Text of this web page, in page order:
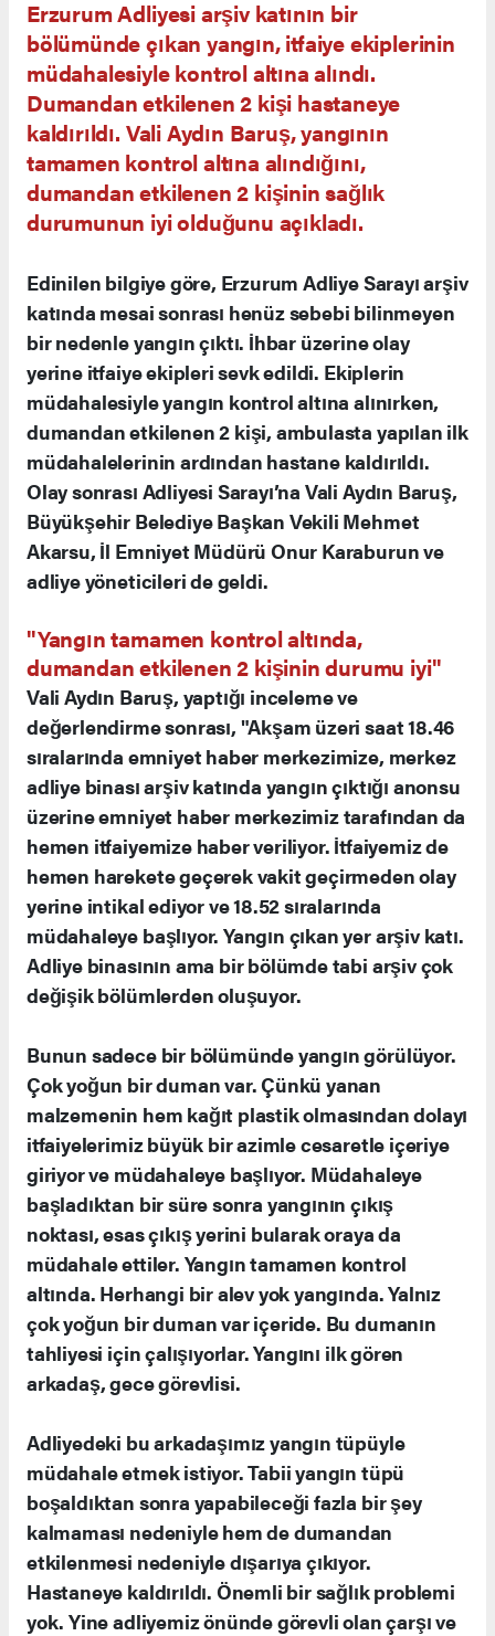
Erzurum Adliyesi arşiv katının bir
bölümünde çıkan yangın, itfaiye ekiplerinin
müdahalesiyle kontrol altına alındı.
Dumandan etkilenen 2 kişi hastaneye
kaldırıldı. Vali Aydın Baruş, yangının
tamamen kontrol altına alındığını,
dumandan etkilenen 2 kişinin sağlık
durumunun iyi olduğunu açıkladı.
Edinilen bilgiye göre, Erzurum Adliye Sarayı arşiv
katında mesai sonrası henüz sebebi bilinmeyen
bir nedenle yangın çıktı. İhbar üzerine olay
yerine itfaiye ekipleri sevk edildi. Ekiplerin
müdahalesiyle yangın kontrol altına alınırken,
dumandan etkilenen 2 kişi, ambulasta yapılan ilk
müdahalelerinin ardından hastane kaldırıldı.
Olay sonrası Adliyesi Sarayı’na Vali Aydın Baruş,
Büyükşehir Belediye Başkan Vekili Mehmet
Akarsu, İl Emniyet Müdürü Onur Karaburun ve
adliye yöneticileri de geldi.
"Yangın tamamen kontrol altında,
dumandan etkilenen 2 kişinin durumu iyi"
Vali Aydın Baruş, yaptığı inceleme ve
değerlendirme sonrası, "Akşam üzeri saat 18.46
sıralarında emniyet haber merkezimize, merkez
adliye binası arşiv katında yangın çıktığı anonsu
üzerine emniyet haber merkezimiz tarafından da
hemen itfaiyemize haber veriliyor. İtfaiyemiz de
hemen harekete geçerek vakit geçirmeden olay
yerine intikal ediyor ve 18.52 sıralarında
müdahaleye başlıyor. Yangın çıkan yer arşiv katı.
Adliye binasının ama bir bölümde tabi arşiv çok
değişik bölümlerden oluşuyor.
Bunun sadece bir bölümünde yangın görülüyor.
Çok yoğun bir duman var. Çünkü yanan
malzemenin hem kağıt plastik olmasından dolayı
itfaiyelerimiz büyük bir azimle cesaretle içeriye
giriyor ve müdahaleye başlıyor. Müdahaleye
başladıktan bir süre sonra yangının çıkış
noktası, esas çıkış yerini bularak oraya da
müdahale ettiler. Yangın tamamen kontrol
altında. Herhangi bir alev yok yangında. Yalnız
çok yoğun bir duman var içeride. Bu dumanın
tahliyesi için çalışıyorlar. Yangını ilk gören
arkadaş, gece görevlisi.
Adliyedeki bu arkadaşımız yangın tüpüyle
müdahale etmek istiyor. Tabii yangın tüpü
boşaldıktan sonra yapabileceği fazla bir şey
kalmaması nedeniyle hem de dumandan
etkilenmesi nedeniyle dışarıya çıkıyor.
Hastaneye kaldırıldı. Önemli bir sağlık problemi
yok. Yine adliyemiz önünde görevli olan çarşı ve